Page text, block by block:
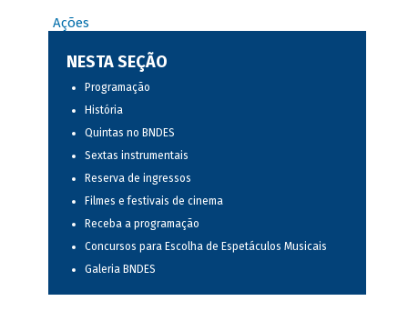
Ações
NESTA SEÇÃO
Programação
História
Quintas no BNDES
Sextas instrumentais
Reserva de ingressos
Filmes e festivais de cinema
Receba a programação
Concursos para Escolha de Espetáculos Musicais
Galeria BNDES